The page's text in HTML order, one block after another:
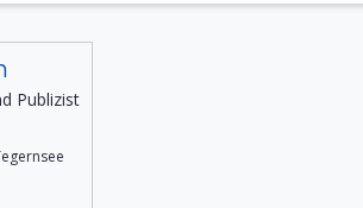
Publizist